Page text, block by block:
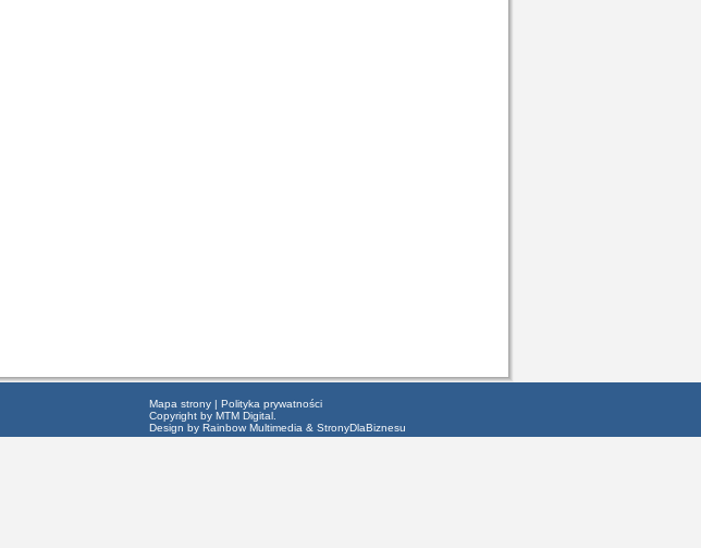
Mapa strony | Polityka prywatności
Copyright by MTM Digital.
Design by Rainbow Multimedia & StronyDlaBiznesu